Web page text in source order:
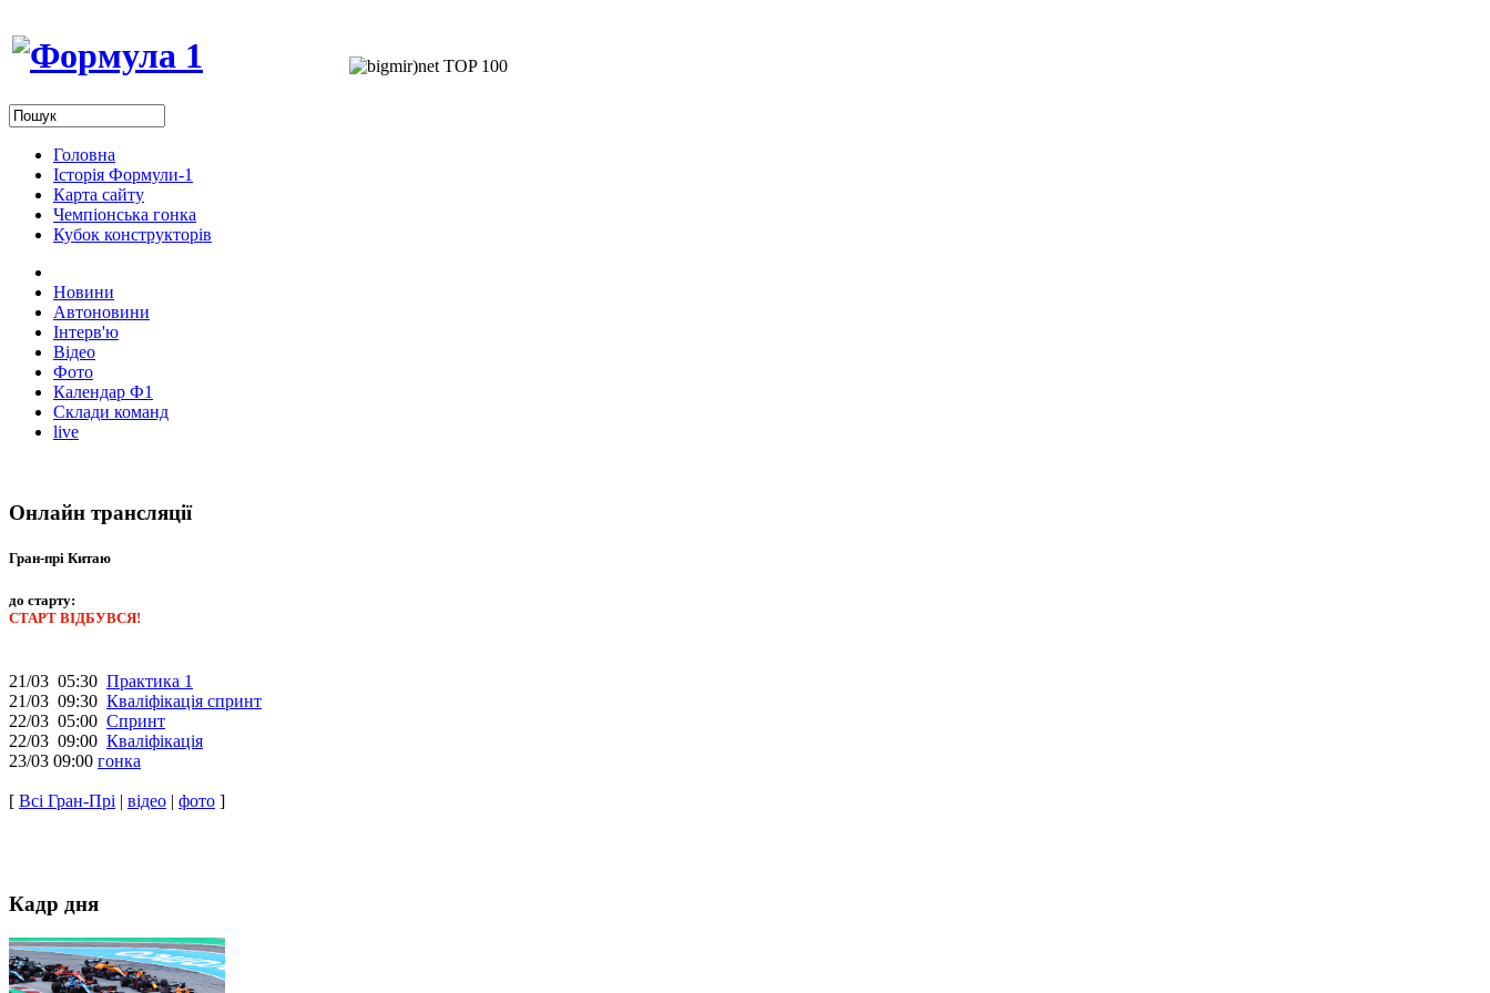
Головна
Історія Формули-1
Карта сайту
Чемпіонська гонка
Кубок конструкторів
Новини
Автоновини
Інтерв'ю
Відео
Фото
Календар Ф1
Склади команд
live
Онлайн трансляції
Гран-прі Китаю
до старту:
СТАРТ ВІДБУВСЯ!
21/03 05:30 Практика 1
21/03 09:30 Кваліфікація спринт
22/03 05:00 Спринт
22/03 09:00 Кваліфікація
23/03 09:00 гонка
[ Всі Гран-Прі | відео | фото ]
Кадр дня